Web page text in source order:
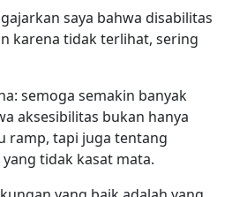
saya bahwa disabilitas
karena tidak terlihat, sering
semoga semakin banyak
aksesibilitas bukan hanya
ramp, tapi juga tentang
tidak kasat mata.